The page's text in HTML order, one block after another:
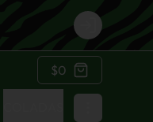
Login
$0